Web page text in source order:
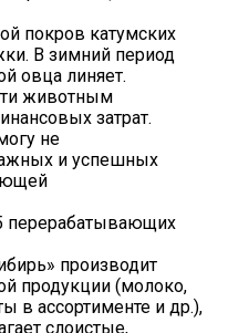
покров катумских
В зимний период
овца линяет.
животным
затрат.
не
и успешных
перерабатывающих
производит
продукции (молоко,
в ассортименте и др.),
слоистые,